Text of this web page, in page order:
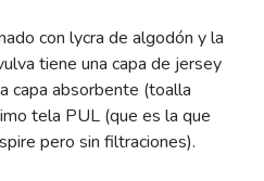
con lycra de algodón y la
tiene una capa de jersey
capa absorbente (toalla
tela PUL (que es la que
pero sin filtraciones).